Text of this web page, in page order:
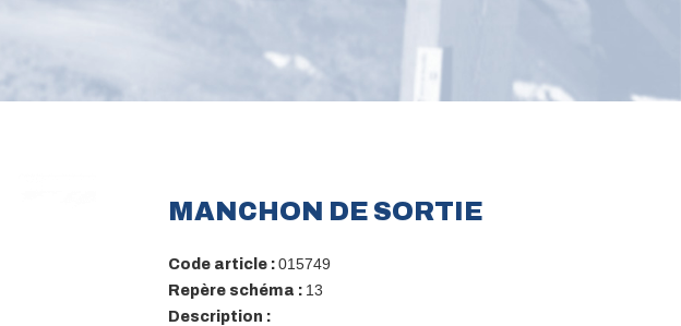
MANCHON DE SORTIE
Code article :015749
Repère schéma : 13
Description :